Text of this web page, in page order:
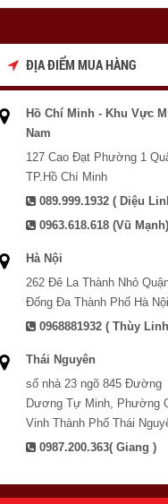
ĐỊA ĐIỂM MUA HÀNG
Hồ Chí Minh - Khu Vực
Nam
127 Cao Đạt Phường 1
TP.Hồ Chí Minh
089.999.1932 ( Diệu
0963.618.618 (Vũ Mạnh)
Hà Nội
262 Đê La Thành Nhỏ
Đống Đa Thành Phố Hà Nội
0968881932 ( Thùy
Thái Nguyên
số nhà 23 ngõ 845 Đường
Dương Tự Minh, Phường
Vinh Thành Phố Thái
0987.200.363( Giang )